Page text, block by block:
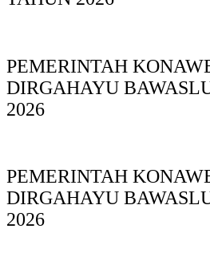
PEMERINTAH
DIRGAHAYU
2026
PEMERINTAH
DIRGAHAYU
2026